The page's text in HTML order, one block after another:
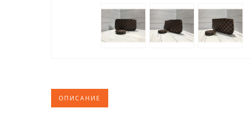
ОПИСАНИЕ